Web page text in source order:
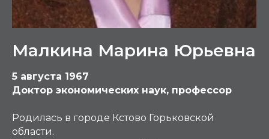
Малкина Марина Юрьевна
5 августа 1967
Доктор экономических наук, профессор
Родилась в городе Кстово Горьковской
области.